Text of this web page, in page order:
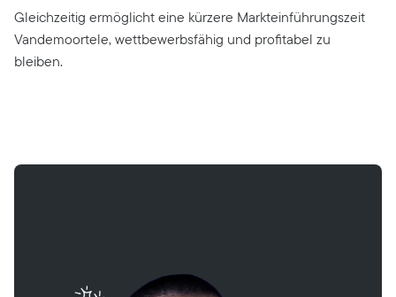
Gleichzeitig ermöglicht eine kürzere Markteinführungszeit
Vandemoortele, wettbewerbsfähig und profitabel zu
bleiben.